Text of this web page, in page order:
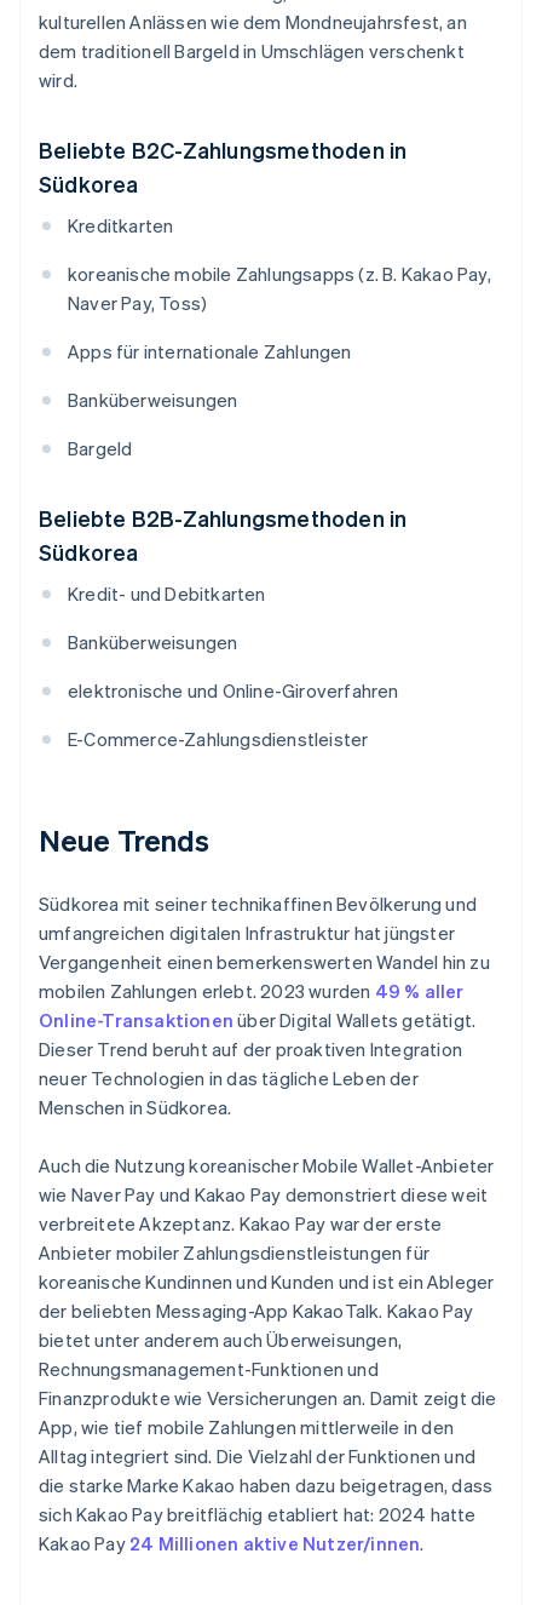
kulturellen Anlässen wie dem Mondneujahrsfest, an
dem traditionell Bargeld in Umschlägen verschenkt
wird.
Beliebte B2C-Zahlungsmethoden in
Südkorea
Kreditkarten
koreanische mobile Zahlungsapps (z. B. Kakao Pay,
Naver Pay, Toss)
Apps für internationale Zahlungen
Banküberweisungen
Bargeld
Beliebte B2B-Zahlungsmethoden in
Südkorea
Kredit- und Debitkarten
Banküberweisungen
elektronische und Online-Giroverfahren
E-Commerce-Zahlungsdienstleister
Neue Trends
Südkorea mit seiner technikaffinen Bevölkerung und
umfangreichen digitalen Infrastruktur hat jüngster
Vergangenheit einen bemerkenswerten Wandel hin zu
mobilen Zahlungen erlebt. 2023 wurden 49 % aller
Online-Transaktionen über Digital Wallets getätigt.
Dieser Trend beruht auf der proaktiven Integration
neuer Technologien in das tägliche Leben der
Menschen in Südkorea.
Auch die Nutzung koreanischer Mobile Wallet-Anbieter
wie Naver Pay und Kakao Pay demonstriert diese weit
verbreitete Akzeptanz. Kakao Pay war der erste
Anbieter mobiler Zahlungsdienstleistungen für
koreanische Kundinnen und Kunden und ist ein Ableger
der beliebten Messaging-App KakaoTalk. Kakao Pay
bietet unter anderem auch Überweisungen,
Rechnungsmanagement-Funktionen und
Finanzprodukte wie Versicherungen an. Damit zeigt die
App, wie tief mobile Zahlungen mittlerweile in den
Alltag integriert sind. Die Vielzahl der Funktionen und
die starke Marke Kakao haben dazu beigetragen, dass
sich Kakao Pay breitflächig etabliert hat: 2024 hatte
Kakao Pay 24 Millionen aktive Nutzer/innen.